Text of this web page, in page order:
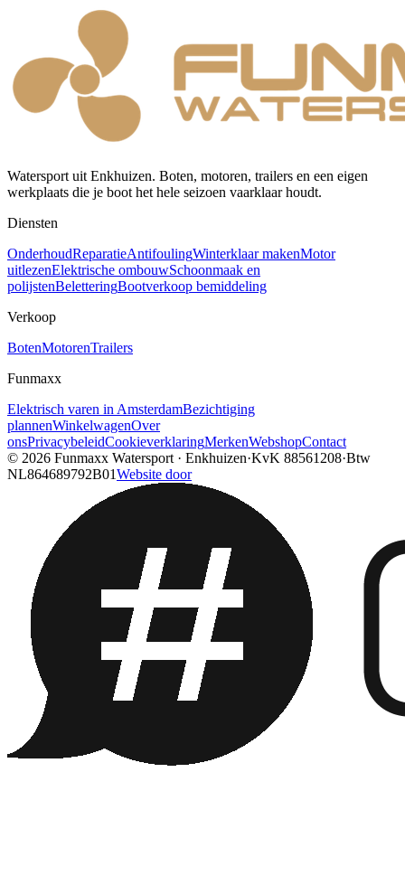
Watersport uit Enkhuizen. Boten, motoren, trailers en een eigen
werkplaats die je boot het hele seizoen vaarklaar houdt.
Diensten
OnderhoudReparatieAntifoulingWinterklaar makenMotor
uitlezenElektrische ombouwSchoonmaak en
polijstenBeletteringBootverkoop bemiddeling
Verkoop
BotenMotorenTrailers
Funmaxx
Elektrisch varen in AmsterdamBezichtiging
plannenWinkelwagenOver
onsPrivacybeleidCookieverklaringMerkenWebshopContact
© 2026 Funmaxx Watersport · Enkhuizen·KvK 88561208·Btw
NL864689792B01Website door